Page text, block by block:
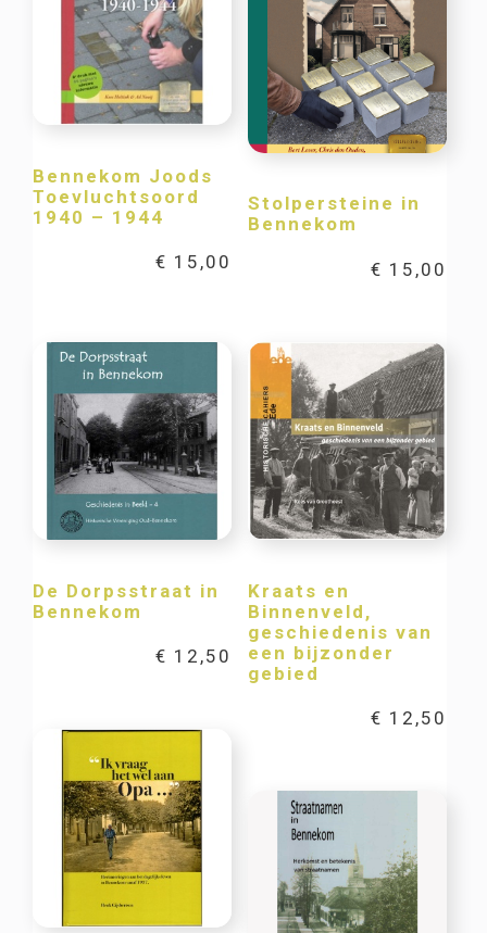
Bennekom Joods
Toevluchtsoord
1940 – 1944
€ 15,00
Stolpersteine in
Bennekom
€ 15,00
De Dorpsstraat in
Bennekom
€ 12,50
Kraats en
Binnenveld,
geschiedenis van
een bijzonder
gebied
€ 12,50